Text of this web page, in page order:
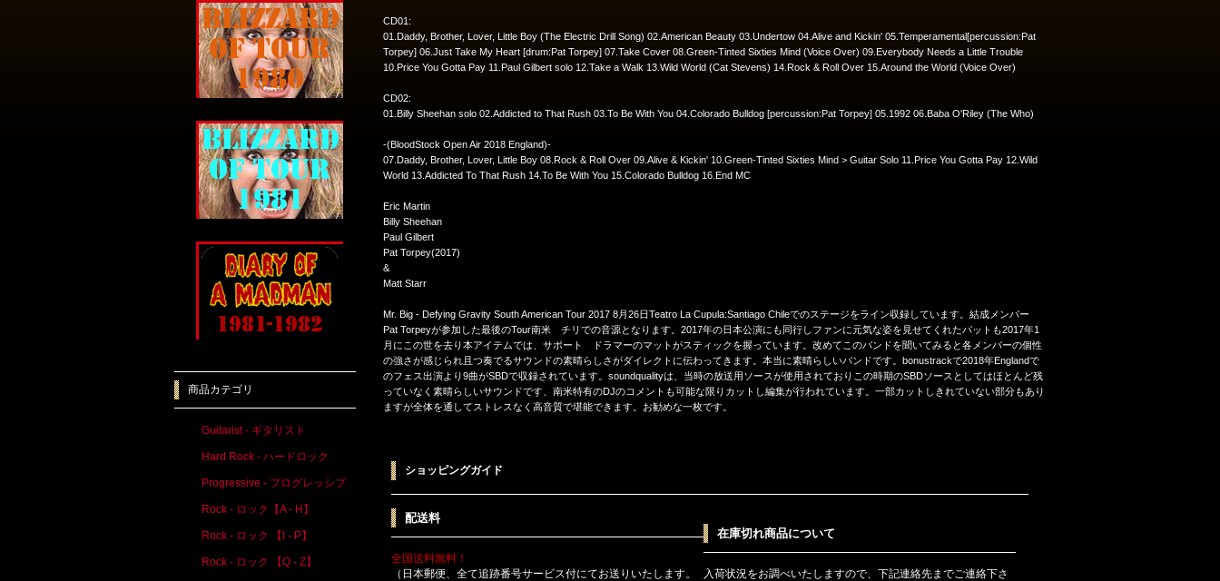
CD01:
01.Daddy, Brother, Lover, Little Boy (The Electric Drill Song) 02.American Beauty 03.Undertow 04.Alive and Kickin' 05.Temperamental[percussion:Pat
Torpey] 06.Just Take My Heart [drum:Pat Torpey] 07.Take Cover 08.Green-Tinted Sixties Mind (Voice Over) 09.Everybody Needs a Little Trouble
10.Price You Gotta Pay 11.Paul Gilbert solo 12.Take a Walk 13.Wild World (Cat Stevens) 14.Rock & Roll Over 15.Around the World (Voice Over)
CD02:
01.Billy Sheehan solo 02.Addicted to That Rush 03.To Be With You 04.Colorado Bulldog [percussion:Pat Torpey] 05.1992 06.Baba O'Riley (The Who)
-(BloodStock Open Air 2018 England)-
07.Daddy, Brother, Lover, Little Boy 08.Rock & Roll Over 09.Alive & Kickin' 10.Green-Tinted Sixties Mind > Guitar Solo 11.Price You Gotta Pay 12.Wild
World 13.Addicted To That Rush 14.To Be With You 15.Colorado Bulldog 16.End MC
Eric Martin
Billy Sheehan
Paul Gilbert
Pat Torpey(2017)
&
Matt Starr
Mr. Big - Defying Gravity South American Tour 2017 8月26日Teatro La Cupula:Santiago Chileでのステージをライン収録しています。結成メンバー
Pat Torpeyが参加した最後のTour南米 チリでの音源となります。2017年の日本公演にも同行しファンに元気な姿を見せてくれたパットも2017年1
月にこの世を去り本アイテムでは、サポート ドラマーのマットがスティックを握っています。改めてこのバンドを聞いてみると各メンバーの個性
の強さが感じられ且つ奏でるサウンドの素晴らしさがダイレクトに伝わってきます。本当に素晴らしいバンドです。bonustrackで2018年Englandで
のフェス出演より9曲がSBDで収録されています。soundqualityは、当時の放送用ソースが使用されておりこの時期のSBDソースとしてはほとんど残
っていなく素晴らしいサウンドです、南米特有のDJのコメントも可能な限りカットし編集が行われています。一部カットしきれていない部分もあり
ますが全体を通してストレスなく高音質で堪能できます。お勧めな一枚です。
ショッピングガイド
配送料
全国送料無料！
（日本郵便、全て追跡番号サービス付にてお送りいたします。
在庫切れ商品について
入荷状況をお調べいたしますので、下記連絡先までご連絡下さ
商品カテゴリ
Guitarist - ギタリスト
Hard Rock - ハードロック
Progressive - プログレッシブ
Rock - ロック【A - H】
Rock - ロック 【I - P】
Rock - ロック 【Q - Z】